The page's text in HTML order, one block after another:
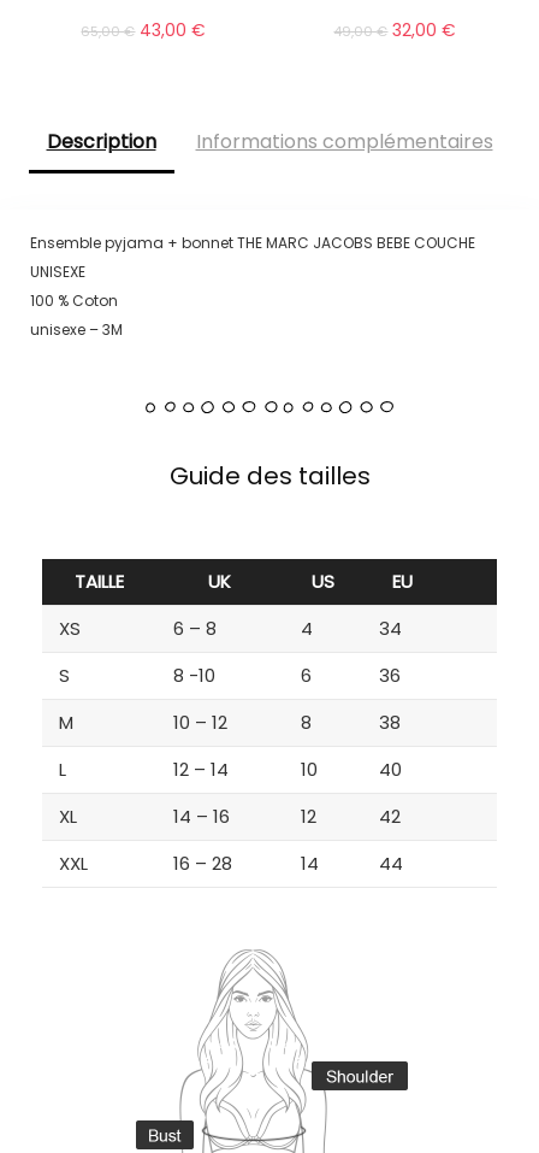
65,00€ 43,00€ 49,00€ 32,00€
Description Informations complémentaires
Ensemble pyjama + bonnet THE MARC JACOBS BEBE COUCHE
UNISEXE
100 % Coton
unisexe – 3M
Guide des tailles
TAILLE UK US
EU
XS
6 – 8 4
34
S
8 -10 6
36
M
10 – 12 8
38
L
12 – 14 10
40
XL
14 – 16 12
42
XXL
16 – 28 14 44